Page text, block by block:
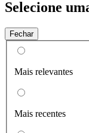
Selecione
Fechar
Mais relevantes
Mais recentes